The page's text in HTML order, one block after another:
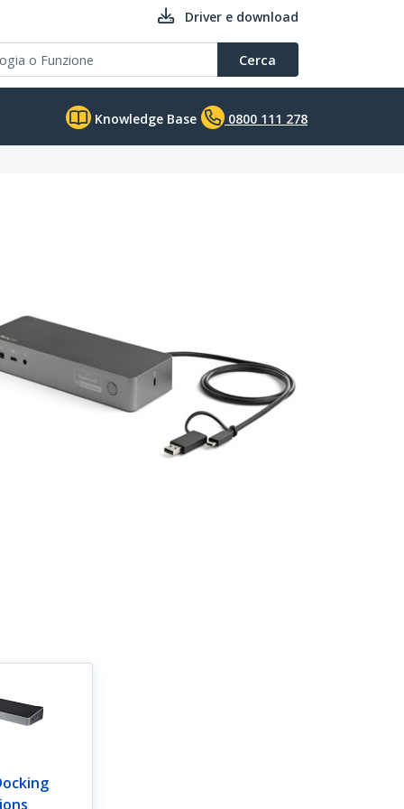
Driver e download
Cerca
Knowledge Base 0800 111 278